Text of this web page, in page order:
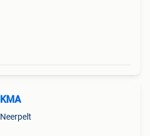
KMA
Neerpelt